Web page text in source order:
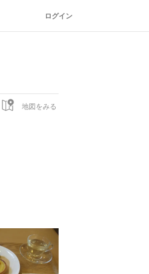
ログイン
地図をみる